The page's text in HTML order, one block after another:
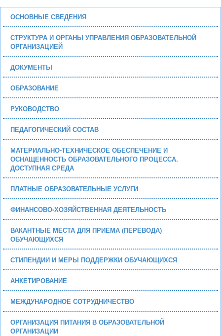
ОСНОВНЫЕ СВЕДЕНИЯ
СТРУКТУРА И ОРГАНЫ УПРАВЛЕНИЯ ОБРАЗОВАТЕЛЬНОЙ
ОРГАНИЗАЦИЕЙ
ДОКУМЕНТЫ
ОБРАЗОВАНИЕ
РУКОВОДСТВО
ПЕДАГОГИЧЕСКИЙ СОСТАВ
МАТЕРИАЛЬНО-ТЕХНИЧЕСКОЕ ОБЕСПЕЧЕНИЕ И
ОСНАЩЕННОСТЬ ОБРАЗОВАТЕЛЬНОГО ПРОЦЕССА.
ДОСТУПНАЯ СРЕДА
ПЛАТНЫЕ ОБРАЗОВАТЕЛЬНЫЕ УСЛУГИ
ФИНАНСОВО-ХОЗЯЙСТВЕННАЯ ДЕЯТЕЛЬНОСТЬ
ВАКАНТНЫЕ МЕСТА ДЛЯ ПРИЕМА (ПЕРЕВОДА)
ОБУЧАЮЩИХСЯ
СТИПЕНДИИ И МЕРЫ ПОДДЕРЖКИ ОБУЧАЮЩИХСЯ
АНКЕТИРОВАНИЕ
МЕЖДУНАРОДНОЕ СОТРУДНИЧЕСТВО
ОРГАНИЗАЦИЯ ПИТАНИЯ В ОБРАЗОВАТЕЛЬНОЙ
ОРГАНИЗАЦИИ